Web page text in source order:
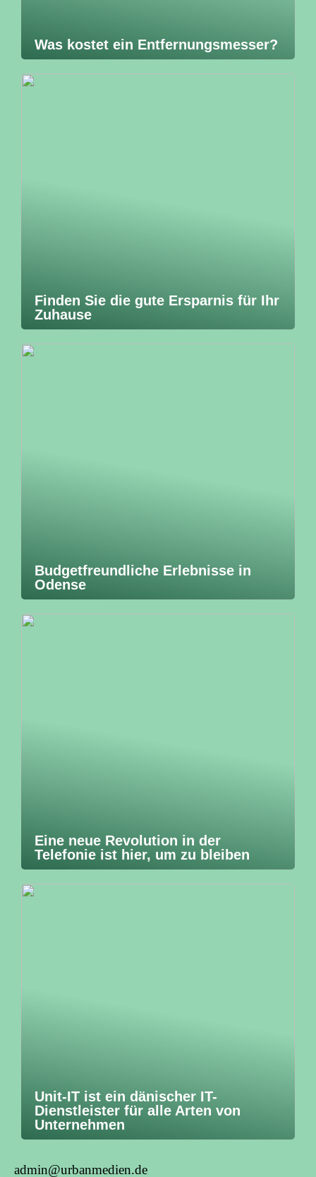
Was kostet ein Entfernungsmesser?
Finden Sie die gute Ersparnis für Ihr
Zuhause
Budgetfreundliche Erlebnisse in
Odense
Eine neue Revolution in der
Telefonie ist hier, um zu bleiben
Unit-IT ist ein dänischer IT-
Dienstleister für alle Arten von
Unternehmen
admin@urbanmedien.de